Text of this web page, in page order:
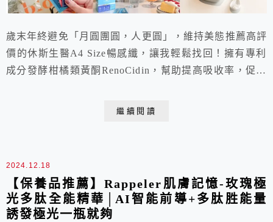
歲末年終避免「月圓團圓，人更圓」，維持美態推薦高評
價的休斯生醫A4 Size暢感纖，讓我輕鬆找回！擁有專利
成分發酵柑橘類黃酮RenoCidin，幫助提高吸收率，促進
繼續閱讀
2024.12.18
【保養品推薦】Rappeler肌膚記憶-玫瑰極
光多肽全能精華│AI智能前導+多肽胜能量
誘發極光一瓶就夠